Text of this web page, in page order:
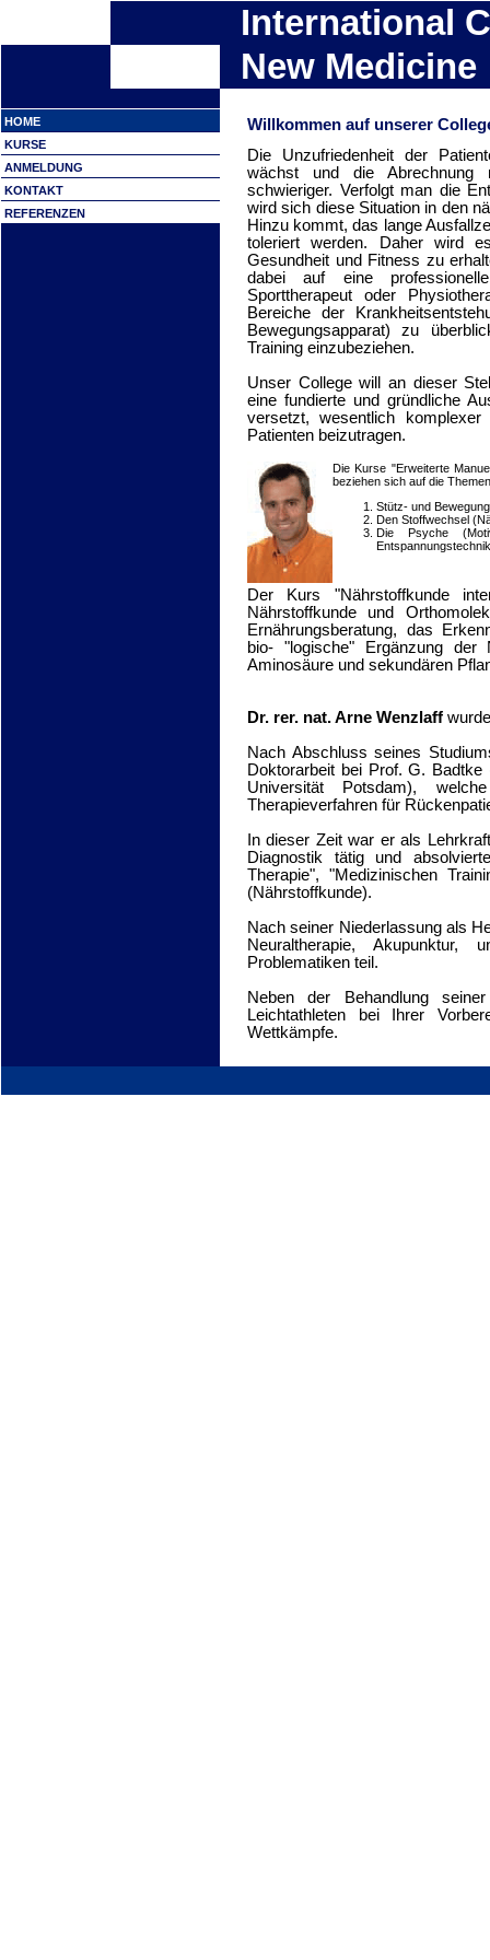
International
New Medicine
HOME
KURSE
ANMELDUNG
KONTAKT
REFERENZEN
Willkommen auf unserer
Die Unzufriedenheit der
wächst und die Abrechnung
schwieriger. Verfolgt man die
wird sich diese Situation in den
Hinzu kommt, das lange
toleriert werden. Daher wird
Gesundheit und Fitness zu
dabei auf eine
Sporttherapeut oder
Bereiche der
Bewegungsapparat) zu
Training einzubeziehen.
Unser College will an dieser
eine fundierte und gründliche
versetzt, wesentlich
Patienten beizutragen.
Die Kurse "Erweiterte
beziehen sich auf die
Stütz- und
Den Stoffwechsel
Die Psyche
Der Kurs "Nährstoffkunde
Nährstoffkunde und
Ernährungsberatung, das
bio- "logische" Ergänzung der
Aminosäure und sekundären
Dr. rer. nat. Arne Wenzlaff
Nach Abschluss seines
Doktorarbeit bei Prof. G.
Universität Potsdam),
Therapieverfahren für
In dieser Zeit war er als
Diagnostik tätig und
Therapie", "Medizinischen
(Nährstoffkunde).
Nach seiner Niederlassung als
Neuraltherapie, Akupunktur,
Problematiken teil.
Neben der Behandlung
Leichtathleten bei Ihrer
Wettkämpfe.